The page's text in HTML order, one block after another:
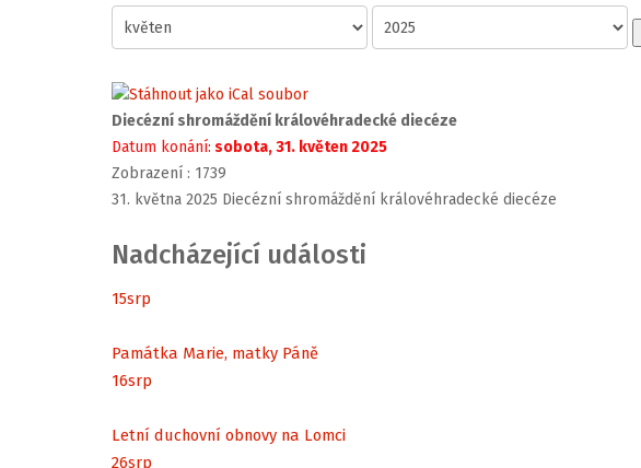
Diecézní shromáždění královéhradecké diecéze
Datum konání: sobota, 31. květen 2025
Zobrazení : 1739
31. května 2025 Diecézní shromáždění královéhradecké diecéze
Nadcházející události
15srp
Památka Marie, matky Páně
16srp
Letní duchovní obnovy na Lomci
26srp